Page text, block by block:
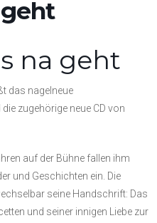
na geht
das nagelneue
zugehörige neue CD von
auf der Bühne fallen ihm
und Geschichten ein. Die
seine Handschrift: Das
und seiner innigen Liebe zur